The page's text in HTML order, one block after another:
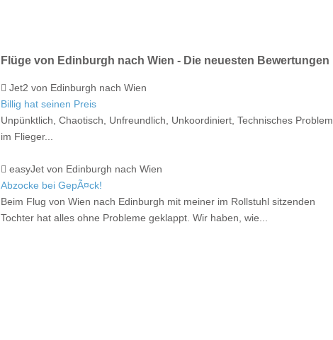
Flüge von Edinburgh nach Wien - Die neuesten Bewertungen
Jet2 von Edinburgh nach Wien
Billig hat seinen Preis
Unpünktlich, Chaotisch, Unfreundlich, Unkoordiniert, Technisches Problem
im Flieger...
easyJet von Edinburgh nach Wien
Abzocke bei GepÃ¤ck!
Beim Flug von Wien nach Edinburgh mit meiner im Rollstuhl sitzenden
Tochter hat alles ohne Probleme geklappt. Wir haben, wie...